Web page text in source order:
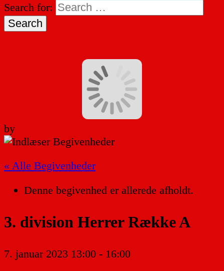
Search for:
by
« Alle Begivenheder
Denne begivenhed er allerede afholdt.
3. division Herrer Række A
7. januar 2023 13:00 - 16:00